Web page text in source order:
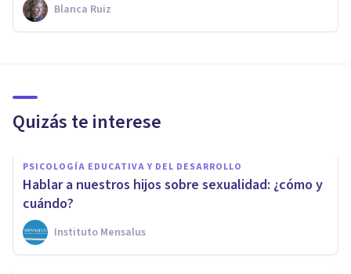
Blanca Ruiz
Quizás te interese
PSICOLOGÍA EDUCATIVA Y DEL DESARROLLO
Hablar a nuestros hijos sobre sexualidad: ¿cómo y
cuándo?
Instituto Mensalus